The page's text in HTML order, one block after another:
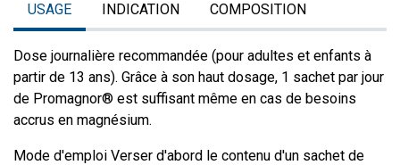
USAGE INDICATION COMPOSITION
Dose journalière recommandée (pour adultes et enfants à
partir de 13 ans). Grâce à son haut dosage, 1 sachet par jour
de Promagnor® est suffisant même en cas de besoins
accrus en magnésium.
Mode d'emploi Verser d'abord le contenu d'un sachet de